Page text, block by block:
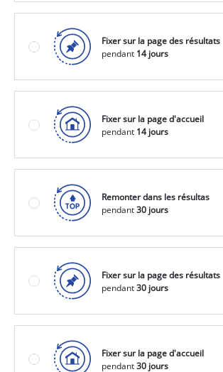
Fixer sur la page des résultats
pendant 14 jours
Fixer sur la page d'accueil
pendant 14 jours
Remonter dans les résultas
pendant30 jours
Fixer sur la page des résultats
pendant30 jours
Fixer sur la page d'accueil
pendant30 jours